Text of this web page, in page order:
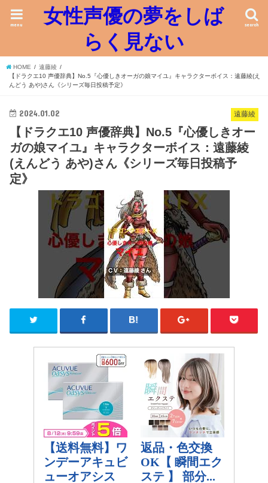
女性声優の夢をしば
らく見ない
search
menu
HOME
遠藤綾
【ドラクエ10 声優辞典】No.5『心優しきオーガの娘マイユ』キャラクターボイス：遠藤綾(え
んどう あや)さん《シリーズ毎日投稿予定》
遠藤綾
2024.01.02
【ドラクエ10 声優辞典】No.5『心優しきオー
ガの娘マイユ』キャラクターボイス：遠藤綾
(えんどう あや)さん《シリーズ毎日投稿予
定》